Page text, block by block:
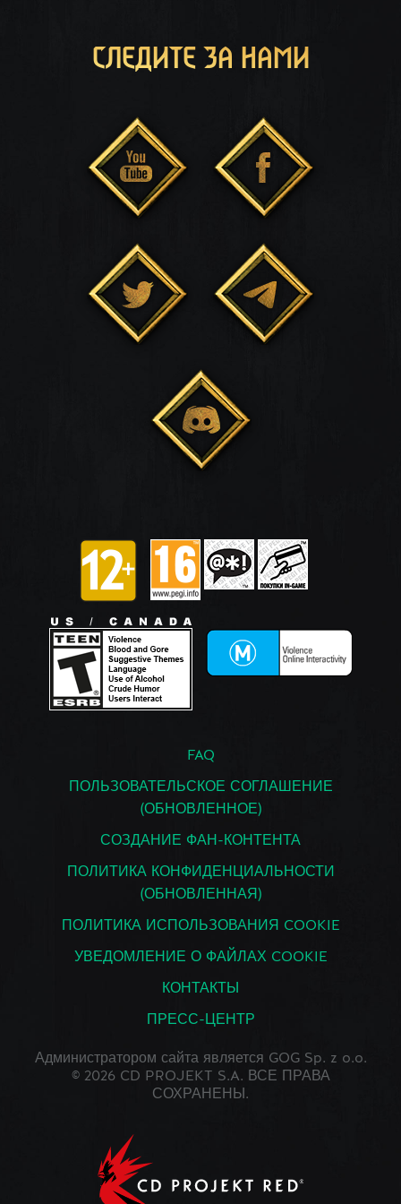
СЛЕДИТЕ ЗА НАМИ
FAQ
ПОЛЬЗОВАТЕЛЬСКОЕ СОГЛАШЕНИЕ
(ОБНОВЛЕННОЕ)
СОЗДАНИЕ ФАН-КОНТЕНТА
ПОЛИТИКА КОНФИДЕНЦИАЛЬНОСТИ
(ОБНОВЛЕННАЯ)
ПОЛИТИКА ИСПОЛЬЗОВАНИЯ COOKIE
УВЕДОМЛЕНИЕ О ФАЙЛАХ COOKIE
КОНТАКТЫ
ПРЕСС-ЦЕНТР
Администратором сайта является GOG Sp. z o.o.
© 2026 CD PROJEKT S.A. ВСЕ ПРАВА
СОХРАНЕНЫ.